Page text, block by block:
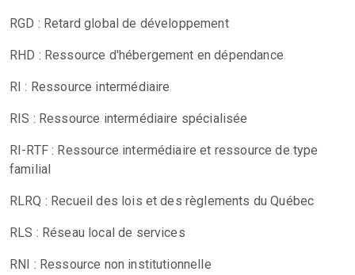
RGD : Retard global de développement
RHD : Ressource d'hébergement en dépendance
RI : Ressource intermédiaire
RIS : Ressource intermédiaire spécialisée
RI-RTF : Ressource intermédiaire et ressource de type
familial
RLRQ : Recueil des lois et des règlements du Québec
RLS : Réseau local de services
RNI : Ressource non institutionnelle